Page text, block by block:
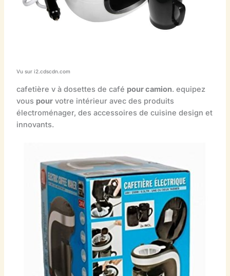
Vu sur i2.cdscdn.com
cafetière v à dosettes de café pour camion. equipez
vous pourvotre intérieur avec des produits
électroménager, des accessoires de cuisine design et
innovants.